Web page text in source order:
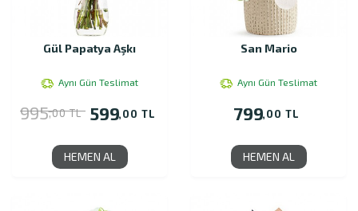
Gül Papatya Aşkı
Aynı Gün Teslimat
995,00 TL 599,00 TL
HEMEN AL
San Mario
Aynı Gün Teslimat
799,00 TL
HEMEN AL